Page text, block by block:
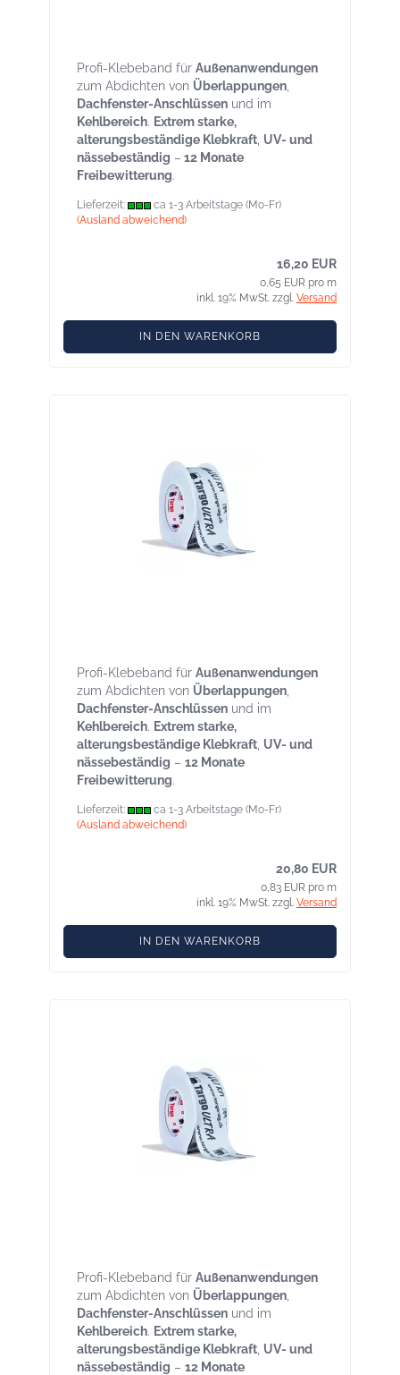
Profi-Klebeband für Außenanwendungen
zum Abdichten von Überlappungen
Dachfenster-Anschlüssen und im
Kehlbereich. Extrem starke,
alterungsbeständige Klebkraft UV- und
nässebeständig – 12 Monate
Freibewitterung.
Lieferzeit:
ca 1-3 Arbeitstage (Mo-Fr)
(Ausland abweichend)
16,20 EUR
0,65 EUR pro m
inkl. 19% MwSt. zzgl. Versand
IN DEN WARENKORB
Profi-Klebeband für Außenanwendungen
zum Abdichten von Überlappungen
Dachfenster-Anschlüssen und im
Kehlbereich. Extrem starke,
alterungsbeständige Klebkraft UV- und
nässebeständig – 12 Monate
Freibewitterung.
Lieferzeit:
ca 1-3 Arbeitstage (Mo-Fr)
(Ausland abweichend)
20,80 EUR
0,83 EUR pro m
inkl. 19% MwSt. zzgl. Versand
IN DEN WARENKORB
Profi-Klebeband für Außenanwendungen
zum Abdichten von Überlappungen
Dachfenster-Anschlüssen und im
Kehlbereich. Extrem starke,
alterungsbeständige Klebkraft UV- und
nässebeständig – 12 Monate